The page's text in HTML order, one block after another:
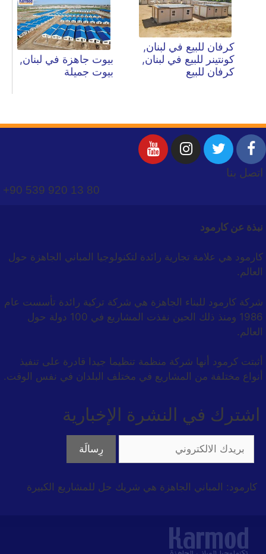
كرفان للبيع في لبنان,
كونتينر للبيع في لبنان,
كرفان للبيع
بيوت جاهزة في لبنان,
بيوت جميلة
اتصل بنا
+90 539 920 13 80
نبذة عن كارمود
كارمود هي علامة تجارية رائدة لتكنولوجيا المباني الجاهزة حول
العالم.
شركة كارمود للبناء الجاهزة هي شركة تركية رائدة تأسست عام
1986 ومنذ ذلك الحين نفذت المشاريع في 100 دولة حول
العالم.
أثبتت كرمود أنها شركة منظمة تنظيما جيدا قادرة على تنفيذ
أنواع مختلفة من المشاريع في مختلف البلدان في نفس الوقت.
اشترك في النشرة الإخبارية
كارمود: المباني الجاهزة هي شريك حل للمشاريع الكبيرة